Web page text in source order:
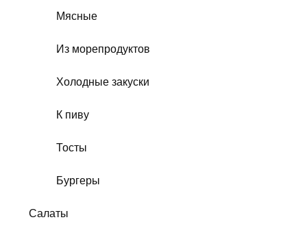
Мясные
Из морепродуктов
Холодные закуски
К пиву
Тосты
Бургеры
Салаты